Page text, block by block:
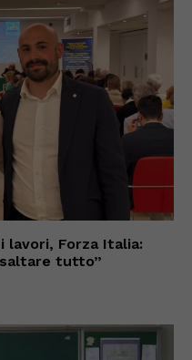
lavori, Forza Italia:
tutto”